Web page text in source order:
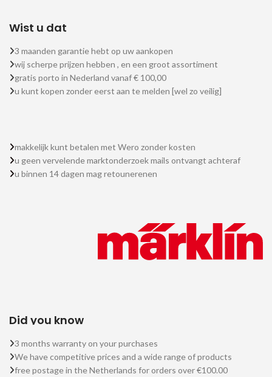
Wist u dat
3 maanden garantie hebt op uw aankopen
wij scherpe prijzen hebben , en een groot assortiment
gratis porto in Nederland vanaf € 100,00
u kunt kopen zonder eerst aan te melden [wel zo veilig]
makkelijk kunt betalen met Wero zonder kosten
u geen vervelende marktonderzoek mails ontvangt achteraf
u binnen 14 dagen mag retounerenen
Did you know
3 months warranty on your purchases
We have competitive prices and a wide range of products
free postage in the Netherlands for orders over €100.00